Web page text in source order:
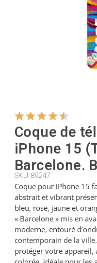
Cintres
Coupeurs
Louches
Dés à
Coque de
iPhone 15
Barcelone.
SKU 89247
Coque pour iPhone 15
abstrait et vibrant
bleu, rose, jaune et
« Barcelone » mis en
moderne, entouré
contemporain de la
protéger votre appareil,